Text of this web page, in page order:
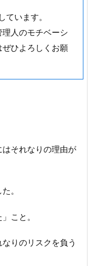
います。
人のモチベーシ
ぜひよろしくお願
それなりの理由が
。
こと。
りのリスクを負う